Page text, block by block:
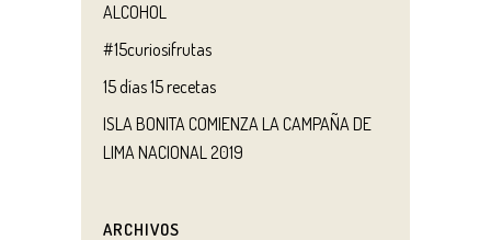
ALCOHOL
#15curiosifrutas
15 días 15 recetas
ISLA BONITA COMIENZA LA CAMPAÑA DE
LIMA NACIONAL 2019
ARCHIVOS